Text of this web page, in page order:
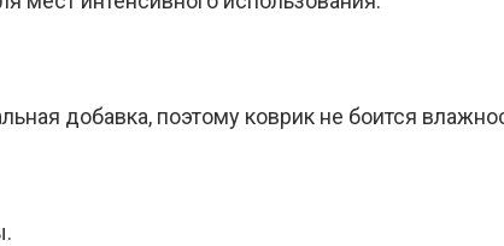
добавка, поэтому коврик не боится